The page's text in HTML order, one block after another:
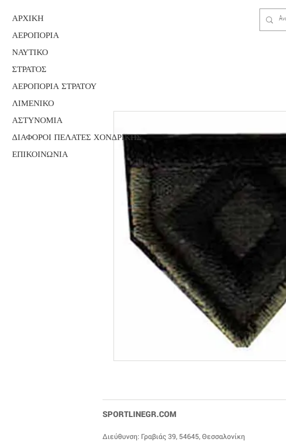
ΑΡΧΙΚΗ
ΑΕΡΟΠΟΡΙΑ
ΝΑΥΤΙΚΟ
ΣΤΡΑΤΟΣ
ΑΕΡΟΠΟΡΙΑ ΣΤΡΑΤΟΥ
ΛΙΜΕΝΙΚΟ
ΑΣΤΥΝΟΜΙΑ
ΔΙΑΦΟΡΟΙ ΠΕΛΑΤΕΣ ΧΟΝΔΡΙΚΗΣ
ΕΠΙΚΟΙΝΩΝΙΑ
SPORTLINEGR.COM
Διεύθυνση: Γραβιάς 39, 54645, Θεσσαλονίκη